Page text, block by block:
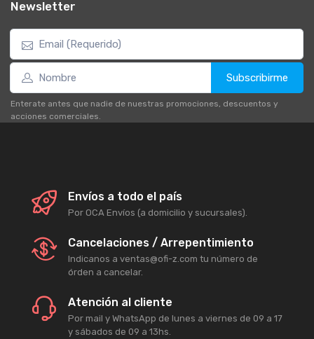
Newsletter
Subscribirme
Enterate antes que nadie de nuestras promociones, descuentos y
acciones comerciales.
Envíos a todo el país
Por OCA Envíos (a domicilio y sucursales).
Cancelaciones / Arrepentimiento
Indicanos a ventas@ofi-z.com tu número de
órden a cancelar.
Atención al cliente
Por mail y WhatsApp de lunes a viernes de 09 a 17
y sábados de 09 a 13hs.